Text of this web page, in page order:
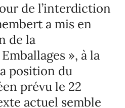
de l’interdiction
a mis en
de la
», à la
position du
prévu le 22
actuel semble